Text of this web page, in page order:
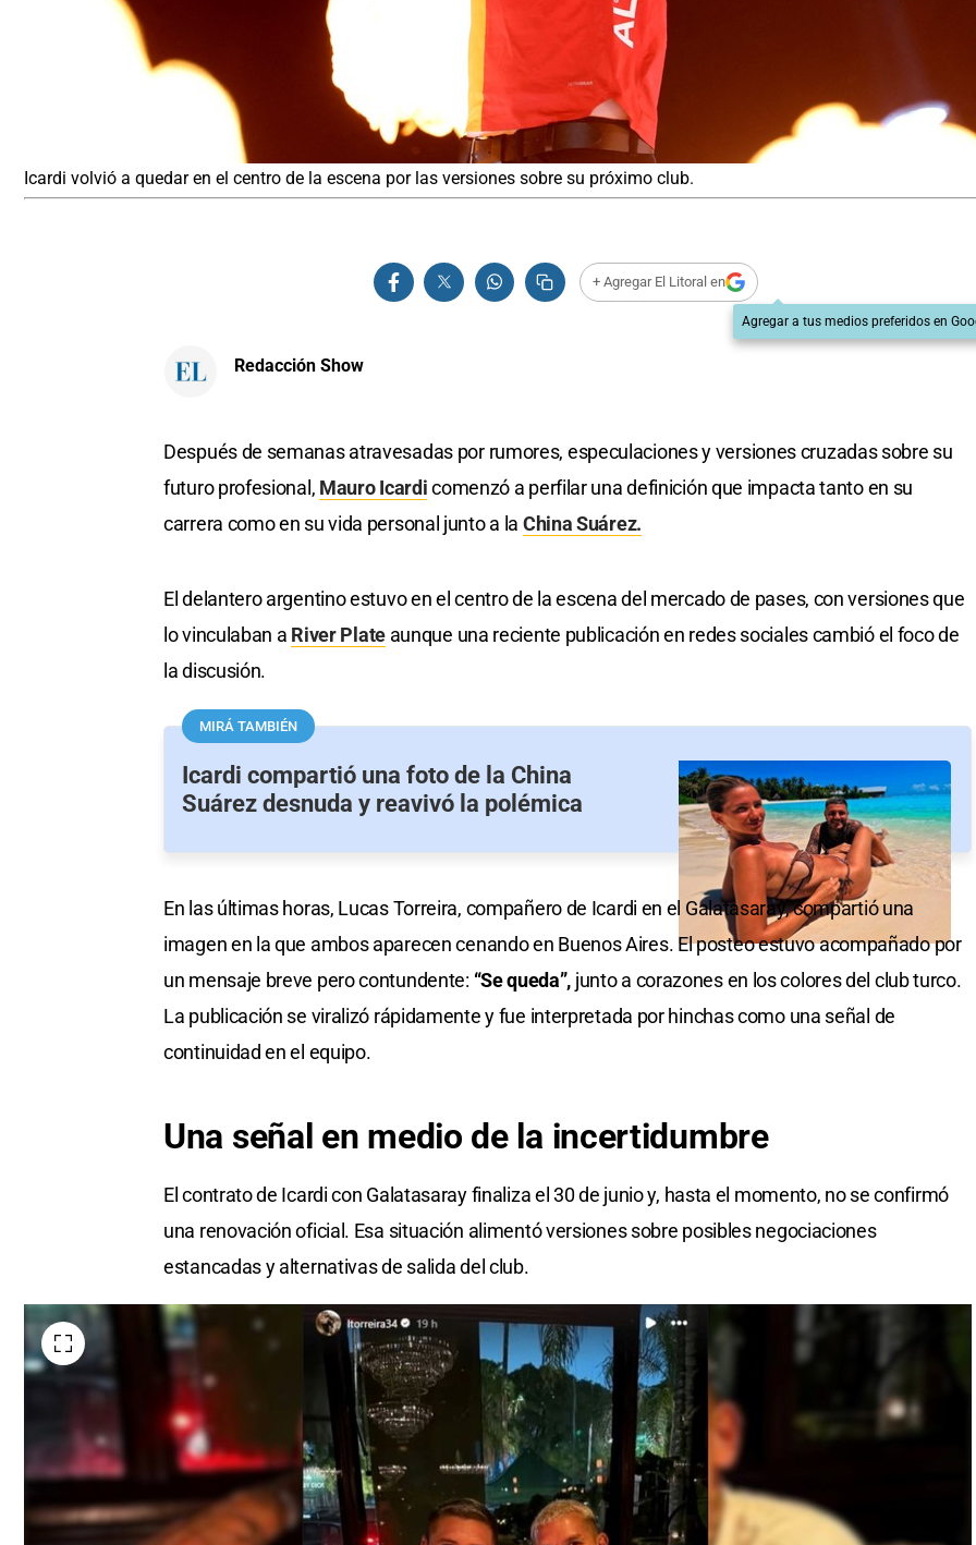
Icardi volvió a quedar en el centro de la escena por las versiones sobre su próximo club.
+ Agregar El Litoral en
Agregar a tus medios preferidos en
Redacción Show
Después de semanas atravesadas por rumores, especulaciones y versiones cruzadas sobre su
futuro profesional, Mauro Icardicomenzó a perfilar una definición que impacta tanto en su
carrera como en su vida personal junto a la China Suárez.
El delantero argentino estuvo en el centro de la escena del mercado de pases, con versiones que
lo vinculaban a River Plateaunque una reciente publicación en redes sociales cambió el foco de
la discusión.
MIRÁ TAMBIÉN
Icardi compartió una foto de la China
Suárez desnuda y reavivó la polémica
En las últimas horas, Lucas Torreira, compañero de Icardi en el Galatasaray, compartió una
imagen en la que ambos aparecen cenando en Buenos Aires. El posteo estuvo acompañado por
un mensaje breve pero contundente: “Se queda”, junto a corazones en los colores del club turco.
La publicación se viralizó rápidamente y fue interpretada por hinchas como una señal de
continuidad en el equipo.
Una señal en medio de la incertidumbre
El contrato de Icardi con Galatasaray finaliza el 30 de junio y, hasta el momento, no se confirmó
una renovación oficial. Esa situación alimentó versiones sobre posibles negociaciones
estancadas y alternativas de salida del club.